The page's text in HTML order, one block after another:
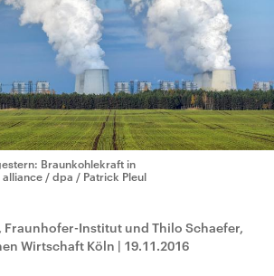
Braunkohlekraft in
/ dpa / Patrick Pleul
Fraunhofer-Institut und Thilo Schaefer,
Wirtschaft Köln | 19.11.2016